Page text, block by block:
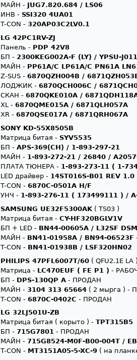
МАЙН - JUG7.820.684 / LS06
ИНВ - SSI320 4UA01
T-CON - 320AP03C2LV0.1
LG 42PC1RV-ZJ
Панель - PDP 42V8
БП - 2300KEG002A-F (LY) / YPSU-
МАЙН - PP61A/C LP61A/C PN61A
Z-SUS - 6870QZH004B /
ЛОДЖИК - 6870QCH006C /
СКАН - 6870QKE010A /
XL - 6870QME015A / 6871QLH057A
XR - 6870QSE017A / 6871QRH067A
SONY KD-55X8505B
Матрица битая - SYV5535
БП - APS-369(CH) / 1-893-297-21
МАЙН - 1-893-272-21 / 26840 /
ПЛАТА ТЮНЕРА - 1-893-273-11 ( 1-
LED драйвер - 14ST016S-B01 REV 1.0
T-CON - 6870C-0501A H/F
УНЧ - 1-893-276-11 ( 173499111 ) /
SAMSUNG UE32F5300AK ( TS03 )
Матрица битая - CY-HF320BGLV1V
БП + LED - BN44-00605A / L32SF DSM
МАЙН - BN41-01958A / BN94-06523F
T-CON - BN41-01938B / LSF320HN02
PHILIPS 47PFL6007T/60 ( QFU2.1E LA
Матрица - LC470EUF ( FE P1 ) -
БП - DPS-130QP A - ПРОДАН
МАЙН - 3104 313 65664 ( 2 мырга ) -
T-CON - 6870C-0402C - ПРОДАН
LG 32LJ501U-ZB
Матрица битая ( корыто ) - TPT315B5
БП - 715G7801 - ПРОДАН
МАЙН - 715G8524-M0F-B00-004T /
T-CON - MT3151A05-5-XC-9 ( на